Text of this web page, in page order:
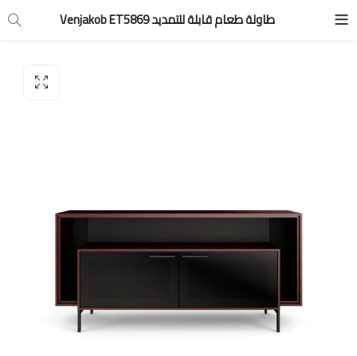
طاولة طعام قابلة للتمديد Venjakob ET5869